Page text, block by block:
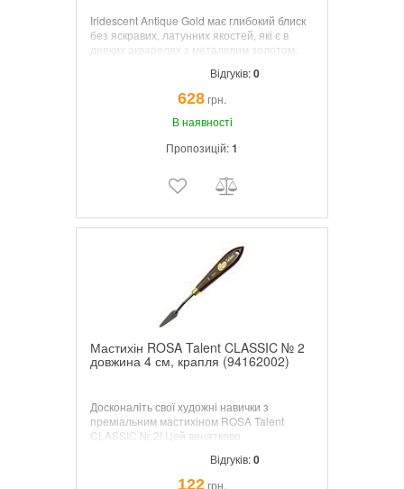
Iridescent Antique Gold має глибокий блиск
без яскравих, латунних якостей, які є в
деяких акварелях з металевим золотом.
DANIEL SMITH Luminescent Watercolors,
відбивають світло, викликаючи його
розсіювання, а їх прозора якість додає
захоплююче відчуття глибини вашій
Відгуків:0
628грн.
В наявності
Пропозицій:1
Мастихін ROSA Talent CLASSIC № 2
довжина 4 см, крапля (94162002)
Досконаліть свої художні навички з
преміальним мастихіном ROSA Talent
CLASSIC № 2! Цей винятково
для роботи з фарбами всіх видів і текстур.
Його краплеподібна форма ідеально
Відгуків:0
122грн.